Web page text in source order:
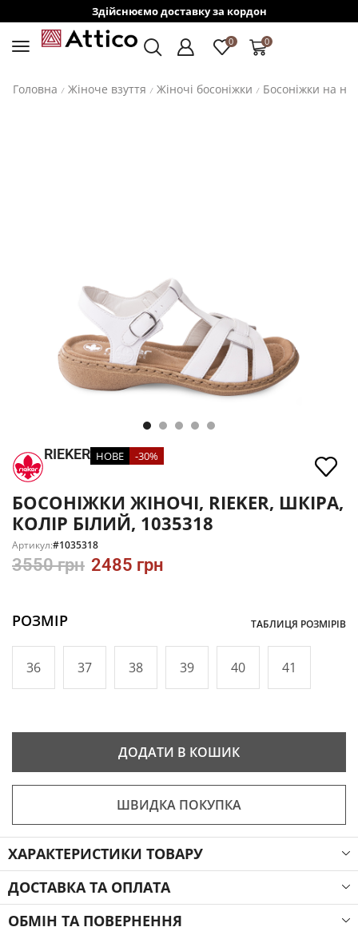
Здійснюємо доставку за кордон
0 0
Головна / Жіноче взуття / Жіночі босоніжки / Босоніжки на
RIEKER НОВЕ -30%
БОСОНІЖКИ ЖІНОЧІ, RIEKER, ШКІРА,
КОЛІР БІЛИЙ, 1035318
Артикул:#1035318
3550грн 2485 грн
РОЗМІР ТАБЛИЦЯ РОЗМІРІВ
36 37 38 39 40 41
ДОДАТИ В КОШИК
ШВИДКА ПОКУПКА
ХАРАКТЕРИСТИКИ ТОВАРУ
ДОСТАВКА ТА ОПЛАТА
ОБМІН ТА ПОВЕРНЕННЯ